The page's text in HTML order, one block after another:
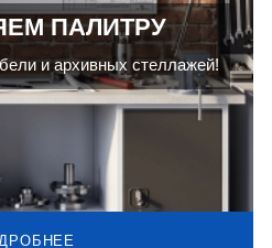
ПАЛИТРУ
и архивных стеллажей!